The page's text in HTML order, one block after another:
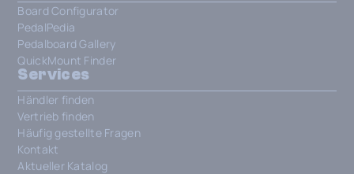
Board Configurator
PedalPedia
Pedalboard Gallery
QuickMount Finder
Services
Händler finden
Vertrieb finden
Häufig gestellte Fragen
Kontakt
Aktueller Katalog